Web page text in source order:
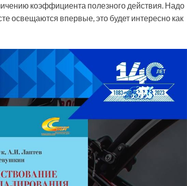
коэффициента полезного действия. Надо
освещаются впервые, это будет интересно как